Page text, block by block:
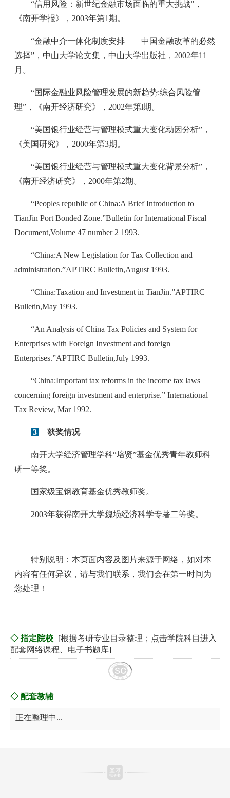
“信用风险：新世纪金融市场面临的重大挑战”，
《南开学报》，2003年第1期。
“金融中介一体化制度安排——中国金融改革的必然
选择”，中山大学论文集，中山大学出版社，2002年11
月。
“国际金融业风险管理发展的新趋势:综合风险管
理”，《南开经济研究》，2002年第l期。
“美国银行业经营与管理模式重大变化动因分析”，
《美国研究》，2000年第3期。
“美国银行业经营与管理模式重大变化背景分析”，
《南开经济研究》，2000年第2期。
“Peoples republic of China:A Brief Introduction to
TianJin Port Bonded Zone.”Bulletin for International Fiscal
Document,Volume 47 number 2 1993.
“China:A New Legislation for Tax Collection and
administration.”APTIRC Bulletin,August 1993.
“China:Taxation and Investment in TianJin.”APTIRC
Bulletin,May 1993.
“An Analysis of China Tax Policies and System for
Enterprises with Foreign Investment and foreign
Enterprises.”APTIRC Bulletin,July 1993.
“China:Important tax reforms in the income tax laws
concerning foreign investment and enterprise.” International
Tax Review, Mar 1992.
3 获奖情况
南开大学经济管理学科“培贤”基金优秀青年教师科
研一等奖。
国家级宝钢教育基金优秀教师奖。
2003年获得南开大学魏埙经济科学专著二等奖。
特别说明：本页面内容及图片来源于网络，如对本
内容有任何异议，请与我们联系，我们会在第一时间为
您处理！
◇ 指定院校 [根据考研专业目录整理；点击学院科目进入
配套网络课程、电子书题库]
◇ 配套教辅
正在整理中...